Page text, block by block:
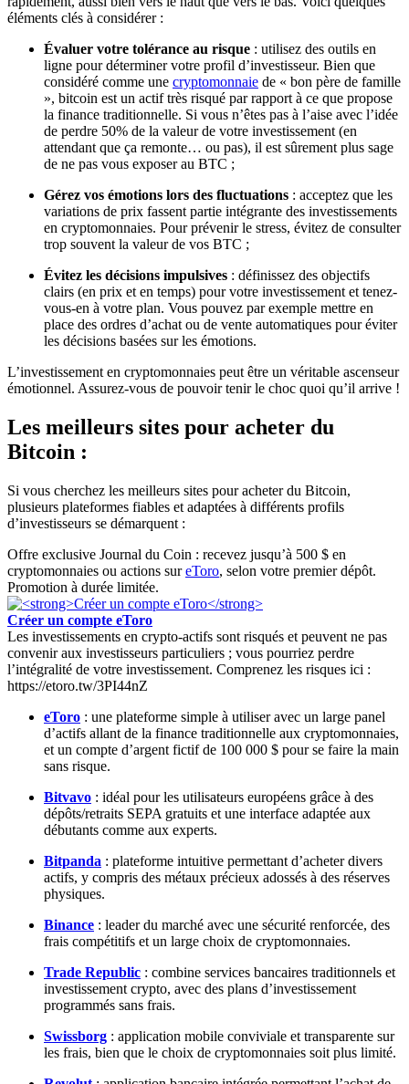
éléments clés à considérer :
Évaluer votre tolérance au risque : utilisez des outils en
ligne pour déterminer votre profil d’investisseur. Bien que
considéré comme une cryptomonnaie de « bon père de famille
», bitcoin est un actif très risqué par rapport à ce que propose
la finance traditionnelle. Si vous n’êtes pas à l’aise avec l’idée
de perdre 50% de la valeur de votre investissement (en
attendant que ça remonte… ou pas), il est sûrement plus sage
de ne pas vous exposer au BTC ;
Gérez vos émotions lors des fluctuations : acceptez que les
variations de prix fassent partie intégrante des investissements
en cryptomonnaies. Pour prévenir le stress, évitez de consulter
trop souvent la valeur de vos BTC ;
Évitez les décisions impulsives : définissez des objectifs
clairs (en prix et en temps) pour votre investissement et tenez-
vous-en à votre plan. Vous pouvez par exemple mettre en
place des ordres d’achat ou de vente automatiques pour éviter
les décisions basées sur les émotions.
L’investissement en cryptomonnaies peut être un véritable ascenseur
émotionnel. Assurez-vous de pouvoir tenir le choc quoi qu’il arrive !
Les meilleurs sites pour acheter du
Bitcoin :
Si vous cherchez les meilleurs sites pour acheter du Bitcoin,
plusieurs plateformes fiables et adaptées à différents profils
d’investisseurs se démarquent :
Offre exclusive Journal du Coin : recevez jusqu’à 500 $ en
cryptomonnaies ou actions sureToro, selon votre premier dépôt.
Promotion à durée limitée.
Créer un compte eToro
Les investissements en crypto-actifs sont risqués et peuvent ne pas
convenir aux investisseurs particuliers ; vous pourriez perdre
l’intégralité de votre investissement. Comprenez les risques ici :
https://etoro.tw/3PI44nZ
eToro : une plateforme simple à utiliser avec un large panel
d’actifs allant de la finance traditionnelle aux cryptomonnaies,
et un compte d’argent fictif de 100 000 $ pour se faire la main
sans risque.
Bitvavo : idéal pour les utilisateurs européens grâce à des
dépôts/retraits SEPA gratuits et une interface adaptée aux
débutants comme aux experts.
Bitpanda : plateforme intuitive permettant d’acheter divers
actifs, y compris des métaux précieux adossés à des réserves
physiques.
Binance : leader du marché avec une sécurité renforcée, des
frais compétitifs et un large choix de cryptomonnaies.
Trade Republic : combine services bancaires traditionnels et
investissement crypto, avec des plans d’investissement
programmés sans frais.
Swissborg : application mobile conviviale et transparente sur
les frais, bien que le choix de cryptomonnaies soit plus limité.